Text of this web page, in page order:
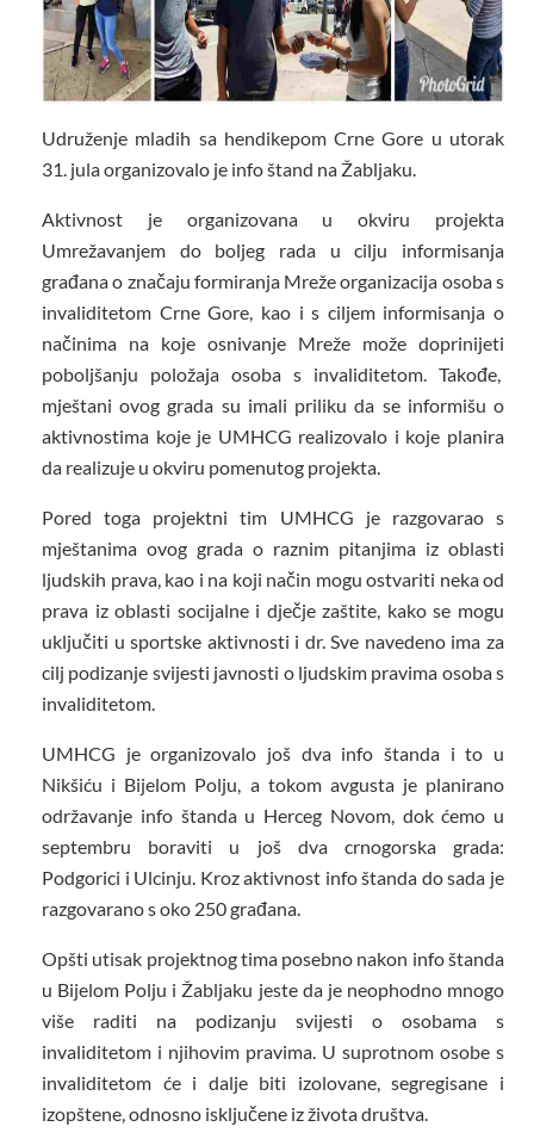
Udruženje mladih sa hendikepom Crne Gore u utorak
31. jula organizovalo je info štand na Žabljaku.
Aktivnost je organizovana u okviru projekta
Umrežavanjem do boljeg rada u cilju informisanja
građana o značaju formiranja Mreže organizacija osoba s
invaliditetom Crne Gore, kao i s ciljem informisanja o
načinima na koje osnivanje Mreže može doprinijeti
poboljšanju položaja osoba s invaliditetom. Takođe,
mještani ovog grada su imali priliku da se informišu o
aktivnostima koje je UMHCG realizovalo i koje planira
da realizuje u okviru pomenutog projekta.
Pored toga projektni tim UMHCG je razgovarao s
mještanima ovog grada o raznim pitanjima iz oblasti
ljudskih prava, kao i na koji način mogu ostvariti neka od
prava iz oblasti socijalne i dječje zaštite, kako se mogu
uključiti u sportske aktivnosti i dr. Sve navedeno ima za
cilj podizanje svijesti javnosti o ljudskim pravima osoba s
invaliditetom.
UMHCG je organizovalo još dva info štanda i to u
Nikšiću i Bijelom Polju, a tokom avgusta je planirano
održavanje info štanda u Herceg Novom, dok ćemo u
septembru boraviti u još dva crnogorska grada:
Podgorici i Ulcinju. Kroz aktivnost info štanda do sada je
razgovarano s oko 250 građana.
Opšti utisak projektnog tima posebno nakon info štanda
u Bijelom Polju i Žabljaku jeste da je neophodno mnogo
više raditi na podizanju svijesti o osobama s
invaliditetom i njihovim pravima. U suprotnom osobe s
invaliditetom će i dalje biti izolovane, segregisane i
izopštene, odnosno isključene iz života društva.